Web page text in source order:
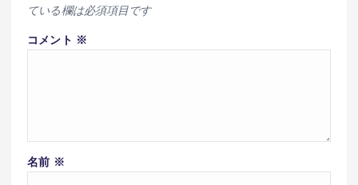
ている欄は必須項目です
コメント ※
名前 ※